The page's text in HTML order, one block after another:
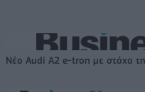
Νέο Audi A2 e-tron με στόχο